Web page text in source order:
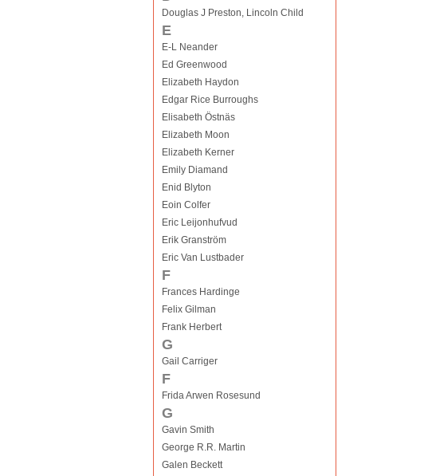
Douglas J Preston, Lincoln Child
E
E-L Neander
Ed Greenwood
Elizabeth Haydon
Edgar Rice Burroughs
Elisabeth Östnäs
Elizabeth Moon
Elizabeth Kerner
Emily Diamand
Enid Blyton
Eoin Colfer
Eric Leijonhufvud
Erik Granström
Eric Van Lustbader
F
Frances Hardinge
Felix Gilman
Frank Herbert
G
Gail Carriger
F
Frida Arwen Rosesund
G
Gavin Smith
George R.R. Martin
Galen Beckett